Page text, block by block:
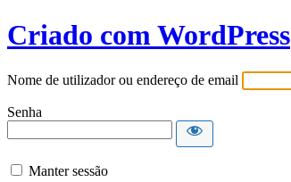
Criado com WordPress
Nome de utilizador ou endereço de email
Senha
Manter sessão